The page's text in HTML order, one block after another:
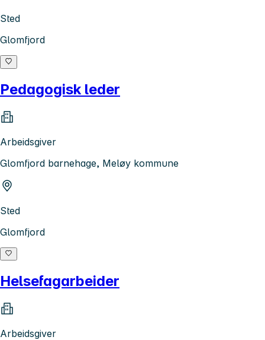
Sted
Glomfjord
Pedagogisk leder
Arbeidsgiver
Glomfjord barnehage, Meløy kommune
Sted
Glomfjord
Helsefagarbeider
Arbeidsgiver